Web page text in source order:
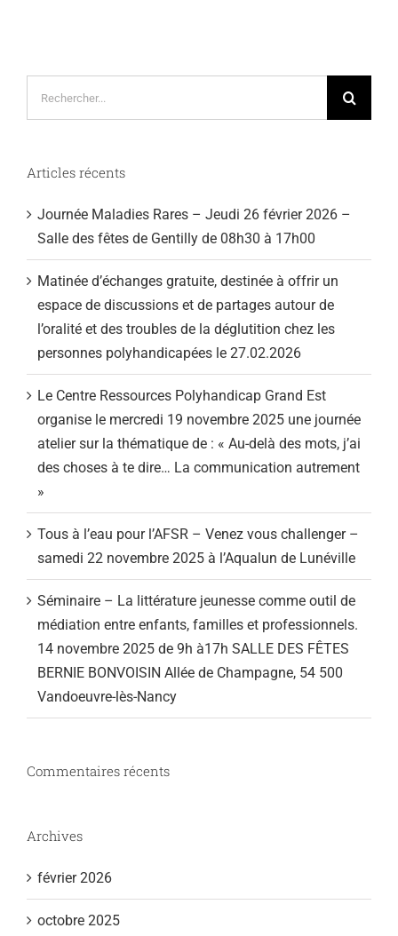
Articles récents
Journée Maladies Rares – Jeudi 26 février 2026 –
Salle des fêtes de Gentilly de 08h30 à 17h00
Matinée d’échanges gratuite, destinée à offrir un
espace de discussions et de partages autour de
l’oralité et des troubles de la déglutition chez les
personnes polyhandicapées le 27.02.2026
Le Centre Ressources Polyhandicap Grand Est
organise le mercredi 19 novembre 2025 une journée
atelier sur la thématique de : « Au-delà des mots, j’ai
des choses à te dire… La communication autrement
»
Tous à l’eau pour l’AFSR – Venez vous challenger –
samedi 22 novembre 2025 à l’Aqualun de Lunéville
Séminaire – La littérature jeunesse comme outil de
médiation entre enfants, familles et professionnels.
14 novembre 2025 de 9h à17h SALLE DES FÊTES
BERNIE BONVOISIN Allée de Champagne, 54 500
Vandoeuvre-lès-Nancy
Commentaires récents
Archives
février 2026
octobre 2025